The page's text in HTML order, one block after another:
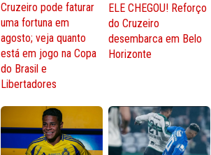
Cruzeiro pode faturar
uma fortuna em
agosto; veja quanto
está em jogo na Copa
do Brasil e
Libertadores
ELE CHEGOU! Reforço
do Cruzeiro
desembarca em Belo
Horizonte